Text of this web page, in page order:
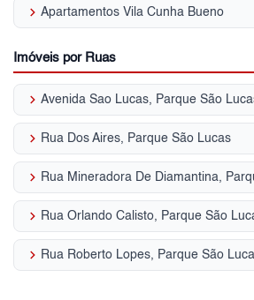
keyboard_arrow_right Apartamentos Vila Cunha Bueno
Imóveis por Ruas
keyboard_arrow_right Avenida Sao Lucas, Parque São
keyboard_arrow_right Rua Dos Aires, Parque São Lucas
keyboard_arrow_right Rua Mineradora De Diamantina,
keyboard_arrow_right Rua Orlando Calisto, Parque São
keyboard_arrow_right Rua Roberto Lopes, Parque São